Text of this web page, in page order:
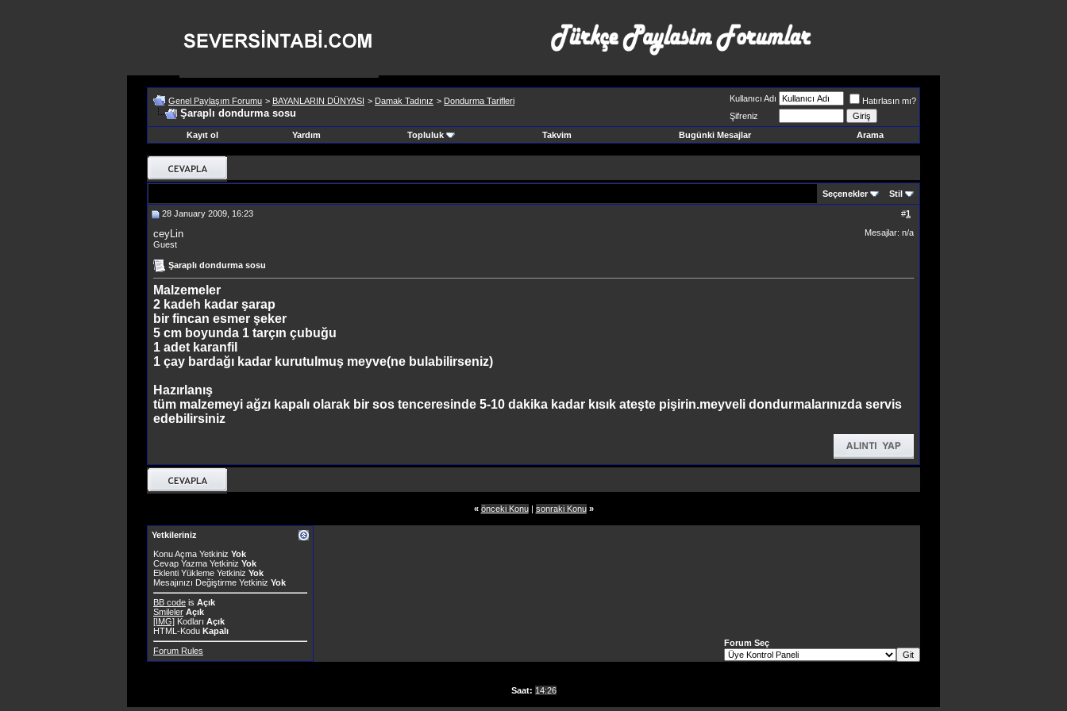
Genel Paylaşım Forumu > BAYANLARIN DÜNYASI > Damak Tadınız > Dondurma Tarifleri
Şaraplı dondurma sosu
Kullanıcı Adı
Hatırlasın mı?
Şifreniz
Kayıt ol
Yardım Topluluk Takvim Bugünki Mesajlar Arama
Seçenekler Stil
#1
28 January 2009, 16:23
ceyLin
Guest
Mesajlar: n/a
Şaraplı dondurma sosu
Malzemeler
2 kadeh kadar şarap
bir fincan esmer şeker
5 cm boyunda 1 tarçın çubuğu
1 adet karanfil
1 çay bardağı kadar kurutulmuş meyve(ne bulabilirseniz)
Hazırlanış
tüm malzemeyi ağzı kapalı olarak bir sos tenceresinde 5-10 dakika kadar kısık ateşte pişirin.meyveli dondurmalarınızda servis
edebilirsiniz
« önceki Konu| sonraki Konu »
Yetkileriniz
Konu Açma Yetkiniz Yok
Cevap Yazma Yetkiniz Yok
Eklenti Yükleme Yetkiniz Yok
Mesajınızı Değiştirme Yetkiniz Yok
BB code is Açık
Smileler Açık
[IMG] Kodları Açık
HTML-Kodu Kapalı
Forum Rules
Forum Seç
Saat: 14:26